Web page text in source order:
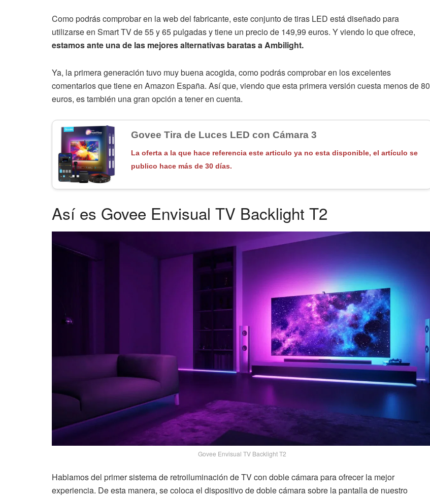
Como podrás comprobar en la web del fabricante, este conjunto de tiras LED está diseñado para
utilizarse en Smart TV de 55 y 65 pulgadas y tiene un precio de 149,99 euros. Y viendo lo que ofrece,
estamos ante una de las mejores alternativas baratas a Ambilight.
Ya, la primera generación tuvo muy buena acogida, como podrás comprobar en los excelentes
comentarios que tiene en Amazon España. Así que, viendo que esta primera versión cuesta menos de 80
euros, es también una gran opción a tener en cuenta.
Govee Tira de Luces LED con Cámara 3
La oferta a la que hace referencia este articulo ya no esta disponible, el artículo se
publico hace más de 30 días.
Así es Govee Envisual TV Backlight T2
Govee Envisual TV Backlight T2
Hablamos del primer sistema de retroiluminación de TV con doble cámara para ofrecer la mejor
experiencia. De esta manera, se coloca el dispositivo de doble cámara sobre la pantalla de nuestro